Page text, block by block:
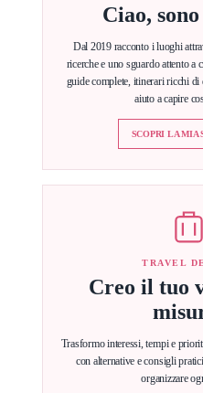
Ciao,
Dal 2019 racconto i luoghi
ricerche e uno sguardo attento a
guide complete, itinerari ricchi
aiuto a capire
SCOPRI LA MIA
TRAVEL
Creo il tuo
Trasformo interessi, tempi e
con alternative e consigli
organizzare